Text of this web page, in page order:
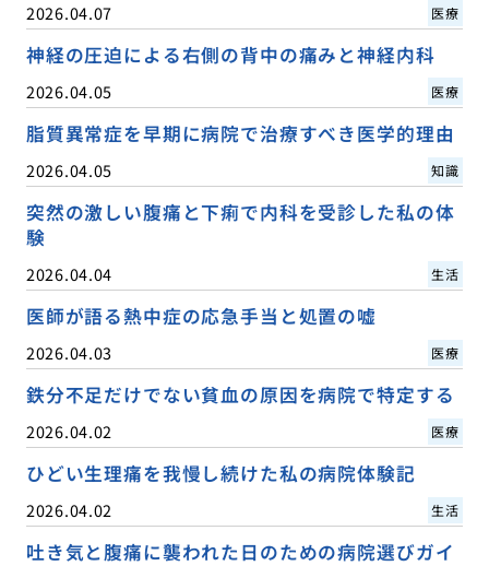
2026.04.07 医療
神経の圧迫による右側の背中の痛みと神経内科
2026.04.05 医療
脂質異常症を早期に病院で治療すべき医学的理由
2026.04.05 知識
突然の激しい腹痛と下痢で内科を受診した私の体
験
2026.04.04 生活
医師が語る熱中症の応急手当と処置の嘘
2026.04.03 医療
鉄分不足だけでない貧血の原因を病院で特定する
2026.04.02 医療
ひどい生理痛を我慢し続けた私の病院体験記
2026.04.02 生活
吐き気と腹痛に襲われた日のための病院選びガイ